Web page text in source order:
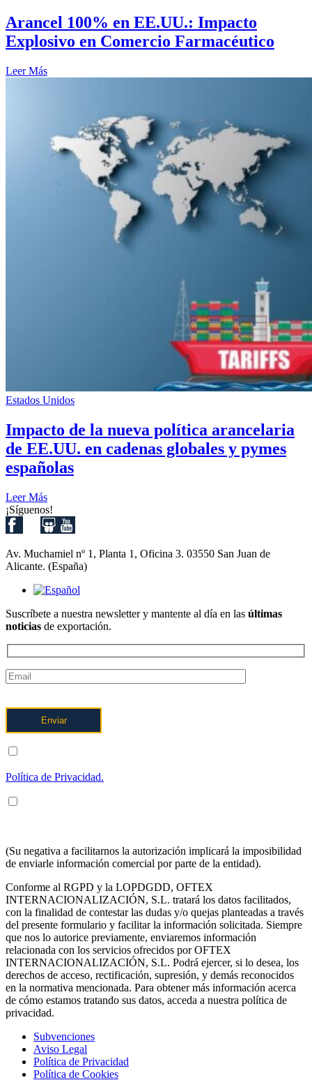
Arancel 100% en EE.UU.: Impacto
Explosivo en Comercio Farmacéutico
Leer Más
Estados Unidos
Impacto de la nueva política arancelaria
de EE.UU. en cadenas globales y pymes
españolas
Leer Más
¡Síguenos!
Av. Muchamiel nº 1, Planta 1, Oficina 3. 03550 San Juan de
Alicante. (España)
Suscríbete a nuestra newsletter y mantente al día en las últimas
noticias de exportación.
Política de Privacidad.
(Su negativa a facilitarnos la autorización implicará la imposibilidad
de enviarle información comercial por parte de la entidad).
Conforme al RGPD y la LOPDGDD, OFTEX
INTERNACIONALIZACIÓN, S.L. tratará los datos facilitados,
con la finalidad de contestar las dudas y/o quejas planteadas a través
del presente formulario y facilitar la información solicitada. Siempre
que nos lo autorice previamente, enviaremos información
relacionada con los servicios ofrecidos por OFTEX
INTERNACIONALIZACIÓN, S.L. Podrá ejercer, si lo desea, los
derechos de acceso, rectificación, supresión, y demás reconocidos
en la normativa mencionada. Para obtener más información acerca
de cómo estamos tratando sus datos, acceda a nuestra política de
privacidad.
Subvenciones
Aviso Legal
Política de Privacidad
Política de Cookies